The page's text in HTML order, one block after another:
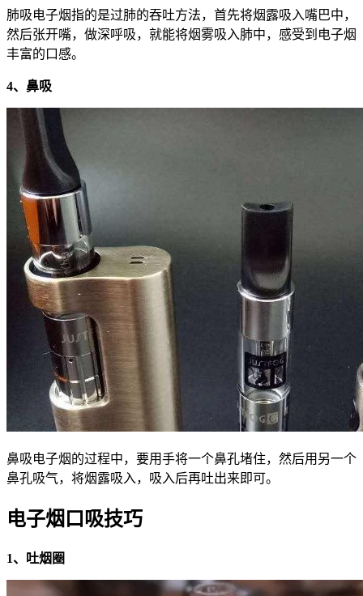
肺吸电子烟指的是过肺的吞吐方法，首先将烟露吸入嘴巴中，
然后张开嘴，做深呼吸，就能将烟雾吸入肺中，感受到电子烟
丰富的口感。
4、鼻吸
鼻吸电子烟的过程中，要用手将一个鼻孔堵住，然后用另一个
鼻孔吸气，将烟露吸入，吸入后再吐出来即可。
电子烟口吸技巧
1、吐烟圈